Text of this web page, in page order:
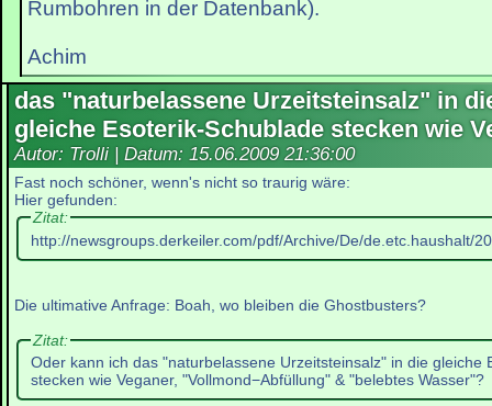
Rumbohren in der Datenbank).
Achim
das "naturbelassene Urzeitsteinsalz" in
gleiche Esoterik-Schublade stecken wie
Autor: Trolli | Datum: 15.06.2009 21:36:00
Fast noch schöner, wenn's nicht so traurig wäre:
Hier gefunden:
Zitat:
http://newsgroups.derkeiler.com/pdf/Archive/De/de.etc.haushalt/
Die ultimative Anfrage: Boah, wo bleiben die Ghostbusters?
Zitat:
Oder kann ich das "naturbelassene Urzeitsteinsalz" in die gleiche
stecken wie Veganer, "Vollmond−Abfüllung" & "belebtes Wasser"?